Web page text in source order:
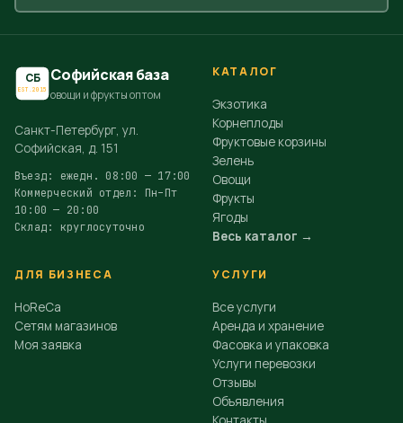
СБ
EST.2015
Софийская база
овощи и фрукты оптом
Санкт-Петербург, ул.
Софийская, д. 151
Въезд: ежедн. 08:00 — 17:00
Коммерческий отдел: Пн–Пт
10:00 — 20:00
Склад: круглосуточно
КАТАЛОГ
Экзотика
Корнеплоды
Фруктовые корзины
Зелень
Овощи
Фрукты
Ягоды
Весь каталог →
ДЛЯ БИЗНЕСА
HoReCa
Сетям магазинов
Моя заявка
УСЛУГИ
Все услуги
Аренда и хранение
Фасовка и упаковка
Услуги перевозки
Отзывы
Объявления